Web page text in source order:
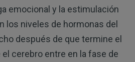
emocional y la estimulación
los niveles de hormonas del
después de que termine el
cerebro entre en la fase de